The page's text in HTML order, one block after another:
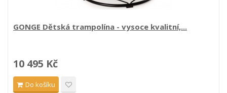
GONGE Dětská trampolína - vysoce kvalitní,...
10 495 Kč
Do košíku